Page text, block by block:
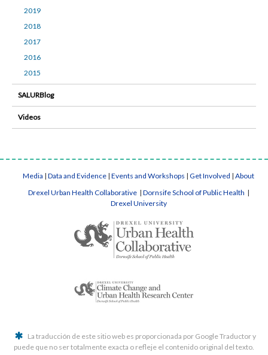
2019
2018
2017
2016
2015
SALURBlog
Videos
Media | Data and Evidence | Events and Workshops | Get Involved | About
Drexel Urban Health Collaborative | Dornsife School of Public Health |
Drexel University
La traducción de este sitio web es proporcionada por Google Traductor y
puede que no ser totalmente exacta o refleje el contenido original del texto.